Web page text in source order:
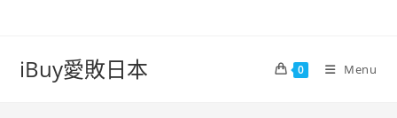
iBuy愛敗日本 0 Menu